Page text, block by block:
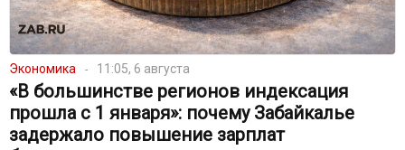
Экономика 11:05, 6 августа
«В большинстве регионов индексация
прошла с 1 января»: почему Забайкалье
задержало повышение зарплат